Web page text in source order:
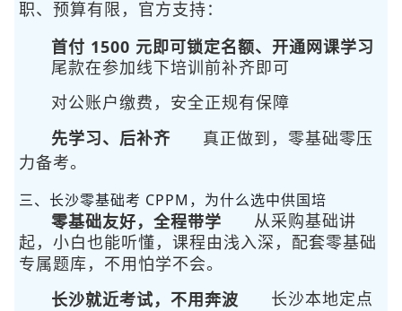
职、预算有限，官方支持：
首付 1500 元即可锁定名额、开通网课学习
尾款在参加线下培训前补齐即可
对公账户缴费，安全正规有保障
真正做到
先学习、后补齐
，零基础零压
力备考。
三、长沙零基础考 CPPM，为什么选中供国培
零基础友好，全程带学
从采购基础讲
起，小白也能听懂，课程由浅入深，配套零基础
专属题库，不用怕学不会。
长沙就近考试，不用奔波
长沙本地定点